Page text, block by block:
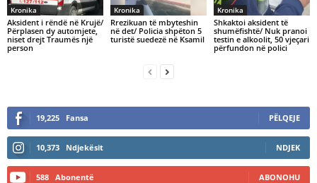
Kronika
Aksident i rëndë në Krujë/
Përplasen dy automjete,
niset drejt Traumës një
person
Kronika
Rrezikuan të mbyteshin
në det/ Policia shpëton 5
turistë suedezë në Ksamil
Kronika
Shkaktoi aksident të
shumëfishtë/ Nuk pranoi
testin e alkoolit, 50 vjeçari
përfundon në polici
19,225 Fansa PËLQEJE
10,373 Ndjekësit NDJEK
588 Abonentë ABONOHU